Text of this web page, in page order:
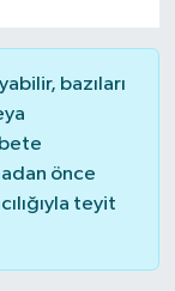
bazıları
önce
teyit